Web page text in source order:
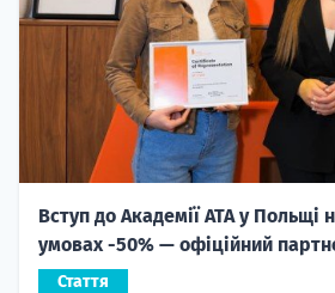
Вступ до Академії ATA у Польщі
умовах -50% — офіційний
Стаття